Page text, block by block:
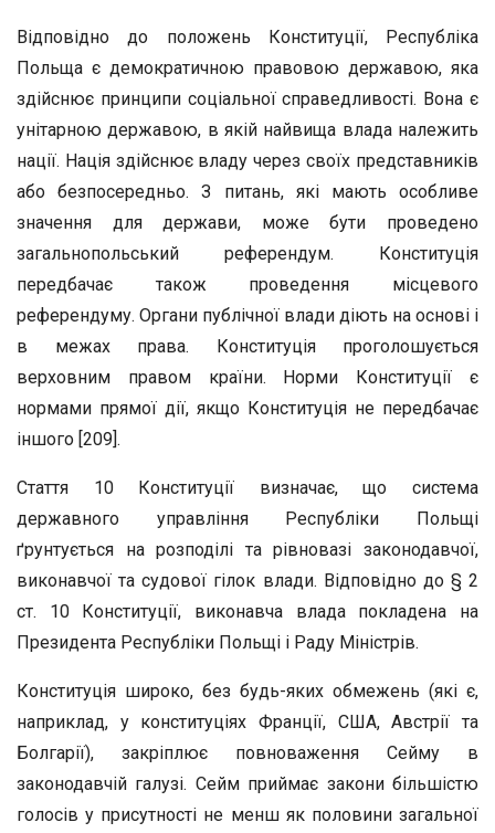
Відповідно до положень Конституції, Республіка
Польща є демократичною правовою державою, яка
здійснює принципи соціальної справедливості. Вона є
унітарною державою, в якій найвища влада належить
нації. Нація здійснює владу через своїх представників
або безпосередньо. З питань, які мають особливе
значення для держави, може бути проведено
загальнопольський референдум. Конституція
передбачає також проведення місцевого
референдуму. Органи публічної влади діють на основі і
в межах права. Конституція проголошується
верховним правом країни. Норми Конституції є
нормами прямої дії, якщо Конституція не передбачає
іншого [209].
Стаття 10 Конституції визначає, що система
державного управління Республіки Польщі
ґрунтується на розподілі та рівновазі законодавчої,
виконавчої та судової гілок влади. Відповідно до § 2
ст. 10 Конституції, виконавча влада покладена на
Президента Республіки Польщі і Раду Міністрів.
Конституція широко, без будь-яких обмежень (які є,
наприклад, у конституціях Франції, США, Австрії та
Болгарії), закріплює повноваження Сейму в
законодавчій галузі. Сейм приймає закони більшістю
голосів у присутності не менш як половини загальної